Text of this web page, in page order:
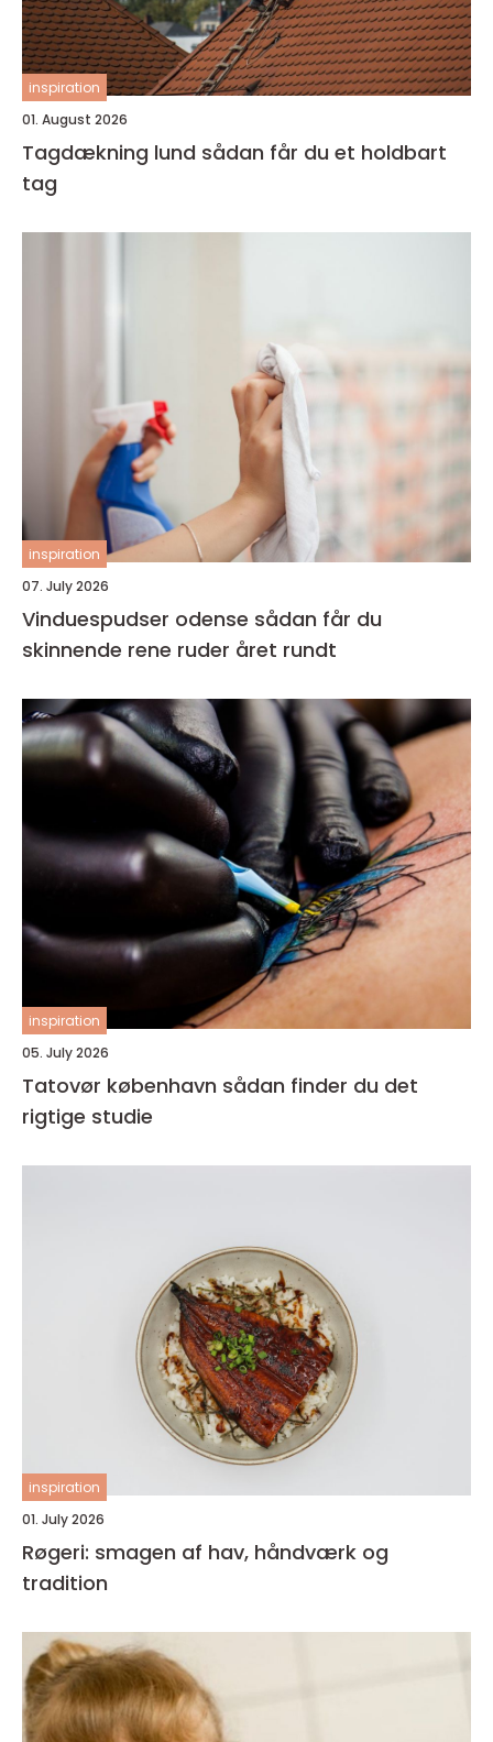
inspiration
01. August 2026
Tagdækning lund sådan får du et holdbart
tag
inspiration
07. July 2026
Vinduespudser odense sådan får du
skinnende rene ruder året rundt
inspiration
05. July 2026
Tatovør københavn sådan finder du det
rigtige studie
inspiration
01. July 2026
Røgeri: smagen af hav, håndværk og
tradition